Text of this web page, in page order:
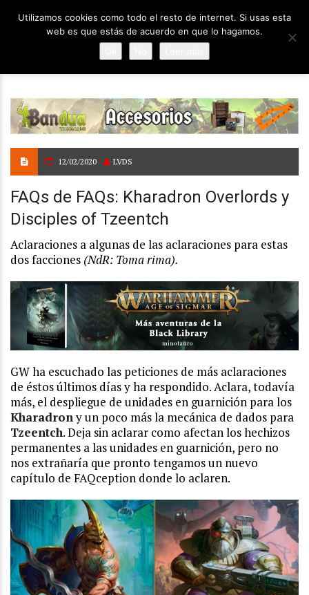
12/02/2020 LVDS
FAQs de FAQs: Kharadron Overlords y
Disciples of Tzeentch
Aclaraciones a algunas de las aclaraciones para estas
dos facciones (NdR: Toma rima).
GW ha escuchado las peticiones de más aclaraciones
de éstos últimos días y ha respondido. Aclara, todavía
más, el despliegue de unidades en guarnición para los
Kharadrony un poco más la mecánica de dados para
Tzeentch. Deja sin aclarar como afectan los hechizos
permanentes a las unidades en guarnición, pero no
nos extrañaría que pronto tengamos un nuevo
capítulo de FAQception donde lo aclaren.
Utilizamos cookies como todo el resto de internet. Si usas esta
web es que estás de acuerdo en que lo hagamos.